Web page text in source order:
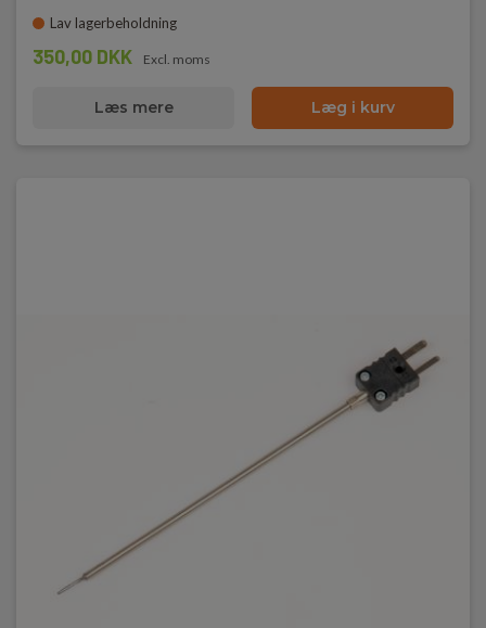
Lav lagerbeholdning
350,00 DKK Excl. moms
Læs mere Læg i kurv